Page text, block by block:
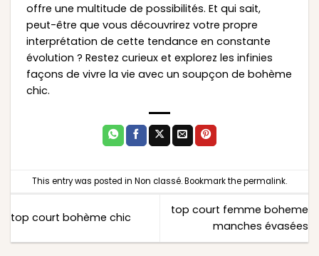
offre une multitude de possibilités. Et qui sait,
peut-être que vous découvrirez votre propre
interprétation de cette tendance en constante
évolution ? Restez curieux et explorez les infinies
façons de vivre la vie avec un soupçon de bohème
chic.
This entry was posted in Non classé. Bookmark thepermalink.
top court bohème chic
top court femme boheme
manches évasées